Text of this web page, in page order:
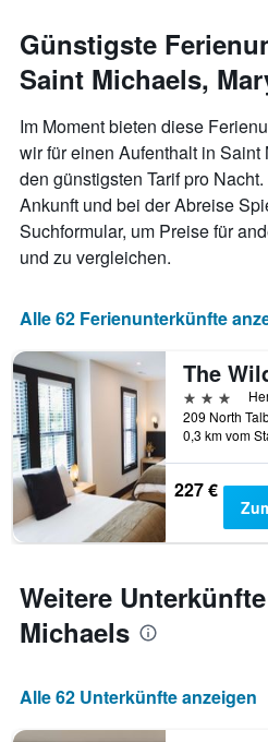
Günstigste
Saint Michaels,
Im Moment bieten diese
wir für einen Aufenthalt in
den günstigsten Tarif pro
Ankunft und bei der Abreise
Suchformular, um Preise für
und zu vergleichen.
Alle 62 Ferienunterkünfte
The
3 Sterne
0,3 km vom
227 €
Weitere
Michaels
Alle 62 Unterkünfte anzeigen